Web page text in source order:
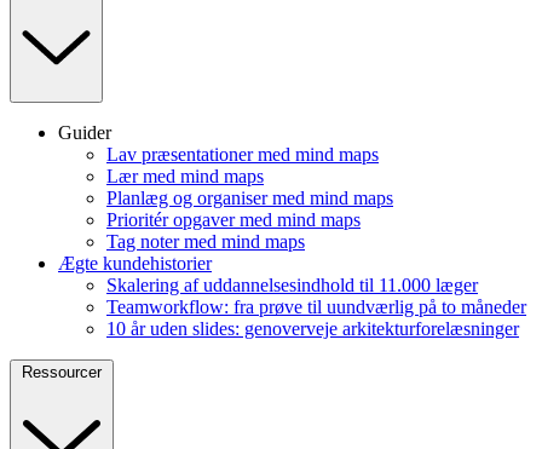
Guider
Lav præsentationer med mind maps
Lær med mind maps
Planlæg og organiser med mind maps
Prioritér opgaver med mind maps
Tag noter med mind maps
Ægte kundehistorier
Skalering af uddannelsesindhold til 11.000 læger
Teamworkflow: fra prøve til uundværlig på to måneder
10 år uden slides: genoverveje arkitekturforelæsninger
Ressourcer